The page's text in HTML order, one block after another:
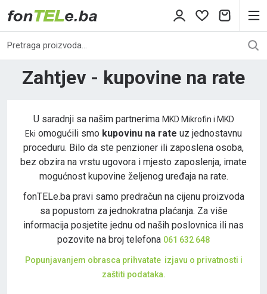
Zahtjev - kupovine na rate
U saradnji sa našim partnerima MKD Mikrofin i MKD
Eki omogućili smo kupovinu na rate uz jednostavnu
proceduru. Bilo da ste penzioner ili zaposlena osoba,
bez obzira na vrstu ugovora i mjesto zaposlenja, imate
mogućnost kupovine željenog uređaja na rate.
fonTELe.ba pravi samo predračun na cijenu proizvoda
sa popustom za jednokratna plaćanja. Za više
informacija posjetite jednu od naših poslovnica ili nas
pozovite na broj telefona 061 632 648
Popunjavanjem obrasca prihvatate izjavu o privatnosti i
zaštiti podataka.